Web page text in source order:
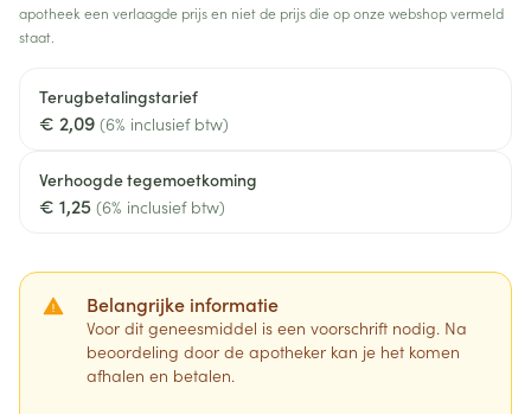
apotheek een verlaagde prijs en niet de prijs die op onze webshop vermeld
staat.
Terugbetalingstarief
€ 2,09 (6% inclusief btw)
Verhoogde tegemoetkoming
€ 1,25 (6% inclusief btw)
Belangrijke informatie
Voor dit geneesmiddel is een voorschrift nodig. Na
beoordeling door de apotheker kan je het komen
afhalen en betalen.